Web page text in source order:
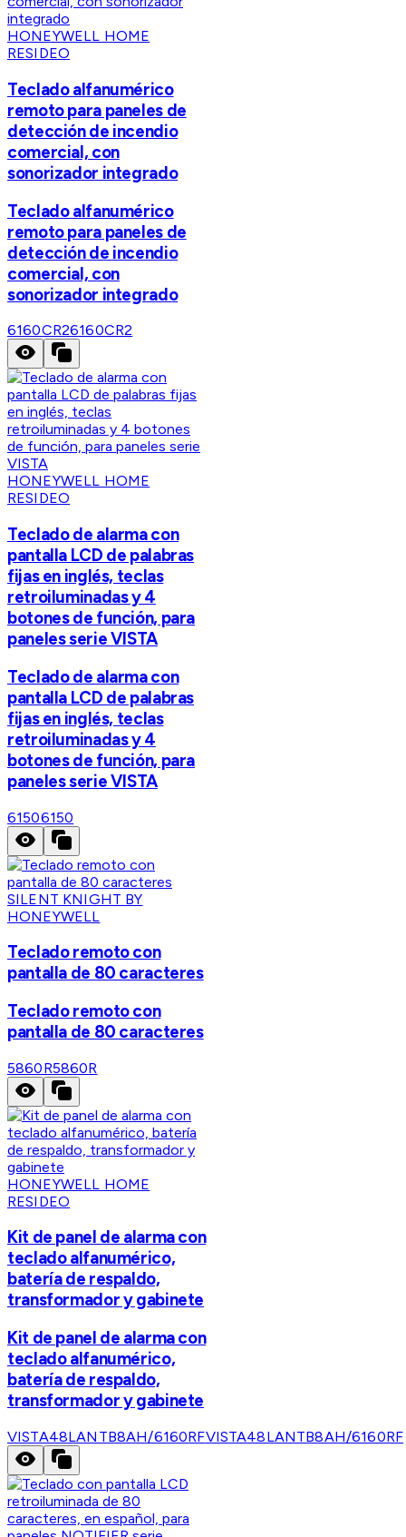
HONEYWELL HOME
RESIDEO
Teclado alfanumérico
remoto para paneles de
detección de incendio
comercial, con
sonorizador integrado
Teclado alfanumérico
remoto para paneles de
detección de incendio
comercial, con
sonorizador integrado
6160CR26160CR2
HONEYWELL HOME
RESIDEO
Teclado de alarma con
pantalla LCD de palabras
fijas en inglés, teclas
retroiluminadas y 4
botones de función, para
paneles serie VISTA
Teclado de alarma con
pantalla LCD de palabras
fijas en inglés, teclas
retroiluminadas y 4
botones de función, para
paneles serie VISTA
61506150
SILENT KNIGHT BY
HONEYWELL
Teclado remoto con
pantalla de 80 caracteres
Teclado remoto con
pantalla de 80 caracteres
5860R5860R
HONEYWELL HOME
RESIDEO
Kit de panel de alarma con
teclado alfanumérico,
batería de respaldo,
transformador y gabinete
Kit de panel de alarma con
teclado alfanumérico,
batería de respaldo,
transformador y gabinete
VISTA48LANTB8AH/6160RFVISTA48LANTB8AH/6160RF